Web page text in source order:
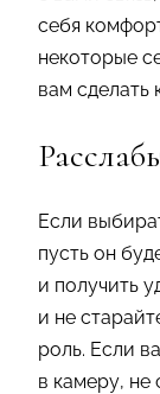
себя
некоторые
вам сделать
Если
пусть он
и получить
и не
роль. Если
в камеру, не